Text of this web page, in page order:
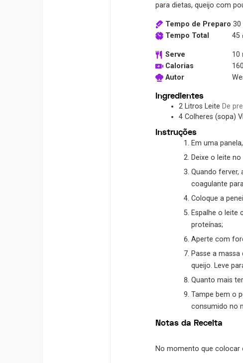
para dietas, queijo com
Tempo de Preparo 30
Tempo Total 45
Serve 10
Calorias 160
Autor
Ingredientes
2 Litros Leite De
4 Colheres (sopa)
Instruções
Em uma
Deixe o leite
Quando ferver,
coagulante
Coloque a
Espalhe o leite
proteínas;
Aperte com
Passe a
queijo. Leve
Quanto mais
Tampe bem o
consumido no
Notas da Receita
No momento que colocar